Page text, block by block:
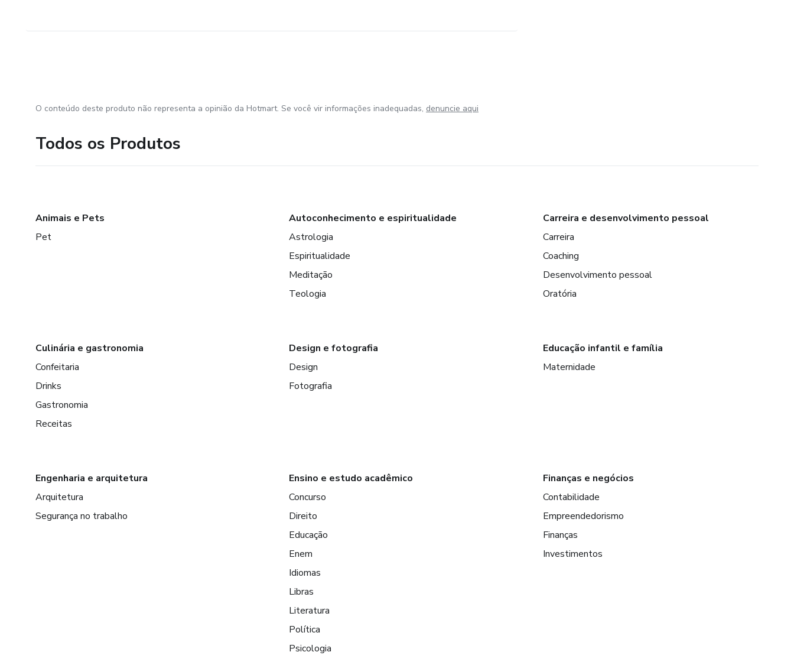
O conteúdo deste produto não representa a opinião da Hotmart. Se você vir informações inadequadas, denuncie aqui
Todos os Produtos
Animais e Pets
Pet
Autoconhecimento e espiritualidade
Astrologia
Espiritualidade
Meditação
Teologia
Carreira e desenvolvimento pessoal
Carreira
Coaching
Desenvolvimento pessoal
Oratória
Culinária e gastronomia
Confeitaria
Drinks
Gastronomia
Receitas
Design e fotografia
Design
Fotografia
Educação infantil e família
Maternidade
Engenharia e arquitetura
Arquitetura
Segurança no trabalho
Ensino e estudo acadêmico
Concurso
Direito
Educação
Enem
Idiomas
Libras
Literatura
Política
Psicologia
Finanças e negócios
Contabilidade
Empreendedorismo
Finanças
Investimentos